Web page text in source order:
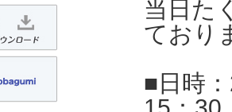
当日た
ており
■日時